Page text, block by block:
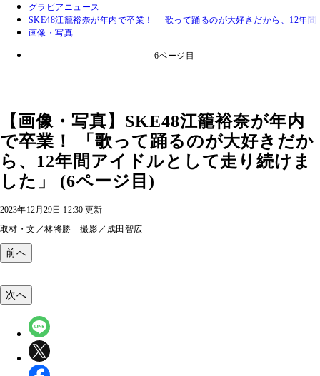
グラビアニュース
SKE48江籠裕奈が年内で卒業！ 「歌って踊るのが大好きだから、12年
画像・写真
6ページ目
【画像・写真】SKE48江籠裕奈が年内
で卒業！ 「歌って踊るのが大好きだか
ら、12年間アイドルとして走り続けま
した」 (6ページ目)
2023年12月29日 12:30 更新
取材・文／林将勝 撮影／成田智広
前へ
次へ